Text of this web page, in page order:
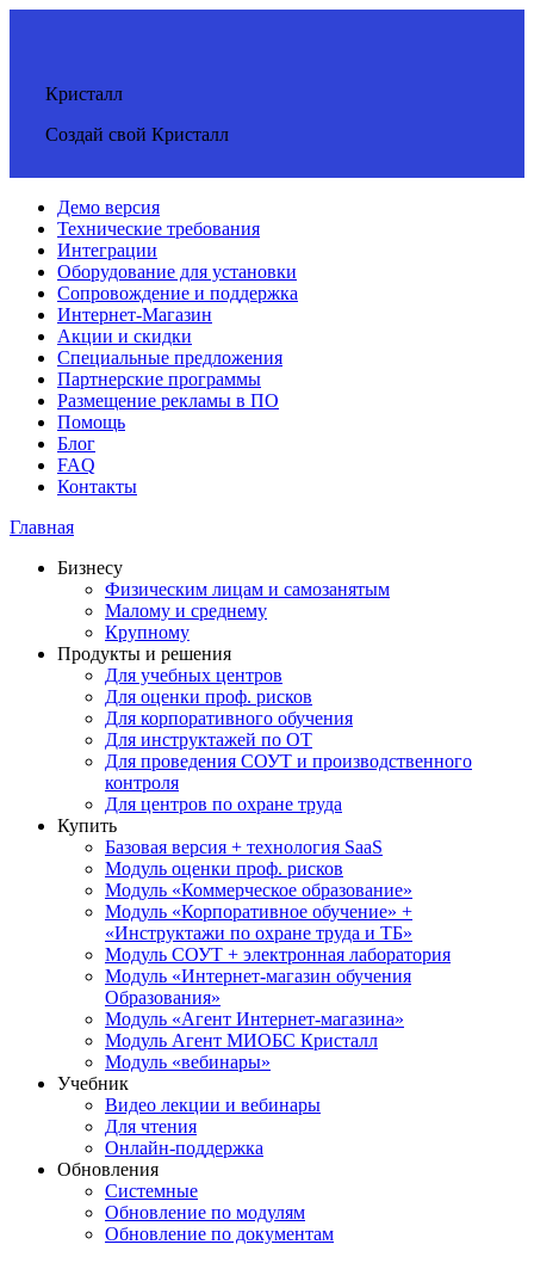
Кристалл
Создай свой Кристалл
Демо версия
Технические требования
Интеграции
Оборудование для установки
Сопровождение и поддержка
Интернет-Магазин
Акции и скидки
Специальные предложения
Партнерские программы
Размещение рекламы в ПО
Помощь
Блог
FAQ
Контакты
Главная
Бизнесу
Физическим лицам и самозанятым
Малому и среднему
Крупному
Продукты и решения
Для учебных центров
Для оценки проф. рисков
Для корпоративного обучения
Для инструктажей по ОТ
Для проведения СОУТ и производственного
контроля
Для центров по охране труда
Купить
Базовая версия + технология SaaS
Модуль оценки проф. рисков
Модуль «Коммерческое образование»
Модуль «Корпоративное обучение» +
«Инструктажи по охране труда и ТБ»
Модуль СОУТ + электронная лаборатория
Модуль «Интернет-магазин обучения
Образования»
Модуль «Агент Интернет-магазина»
Модуль Агент МИОБС Кристалл
Модуль «вебинары»
Учебник
Видео лекции и вебинары
Для чтения
Онлайн-поддержка
Обновления
Системные
Обновление по модулям
Обновление по документам